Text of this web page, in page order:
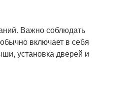
Важно соблюдать
включает в себя
установка дверей и